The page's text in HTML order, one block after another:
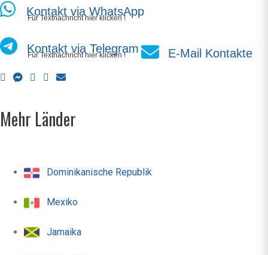
Kontakt via WhatsApp
Für Textnachricht hier klicken !
Kontakt via Telegram
Für Textnachricht hier klicken ! E-Mail Kontakte
Mehr Länder
Dominikanische Republik
Mexiko
Jamaika